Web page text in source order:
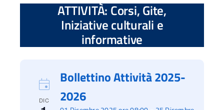
ATTIVITÀ: Corsi, Gite,
Iniziative culturali e
informative
DIC
Bollettino Attività 2025-
2026